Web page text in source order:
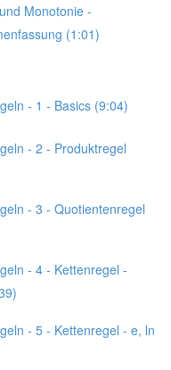
Monotonie -
(1:01)
- 1 - Basics (9:04)
- 2 - Produktregel
- 3 - Quotientenregel
- 4 - Kettenregel -
- 5 - Kettenregel - e, ln